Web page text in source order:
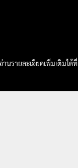
นรายละเอียดเพิ่มเติมได้ที่